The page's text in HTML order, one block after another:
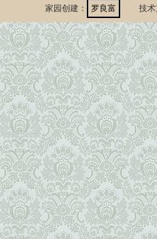
家园创建：
罗良富 技术